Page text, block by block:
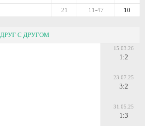
10
11-47
21
ДРУГ С ДРУГОМ
15.03.26
1:2
23.07.25
3:2
31.05.25
1:3